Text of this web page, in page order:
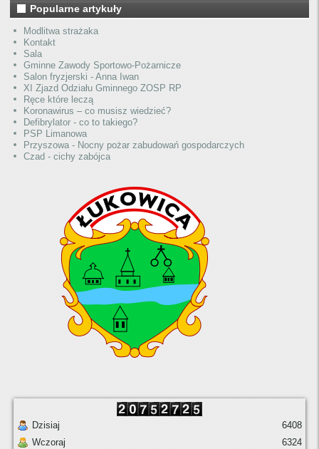
Popularne artykuły
Modlitwa strażaka
Kontakt
Sala
Gminne Zawody Sportowo-Pożarnicze
Salon fryzjerski - Anna Iwan
XI Zjazd Odziału Gminnego ZOSP RP
Ręce które leczą
Koronawirus – co musisz wiedzieć?
Defibrylator - co to takiego?
PSP Limanowa
Przyszowa - Nocny pożar zabudowań gospodarczych
Czad - cichy zabójca
Dzisiaj
Wczoraj
6408
6324